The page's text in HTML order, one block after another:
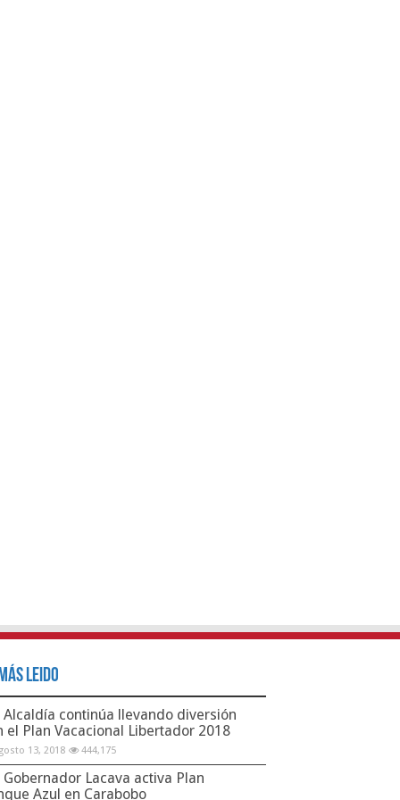
Leido
Alcaldía continúa llevando diversión
el Plan Vacacional Libertador 2018
13, 2018 444,175
Gobernador Lacava activa Plan
Azul en Carabobo